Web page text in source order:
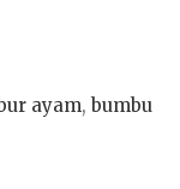
ayam,bumbu